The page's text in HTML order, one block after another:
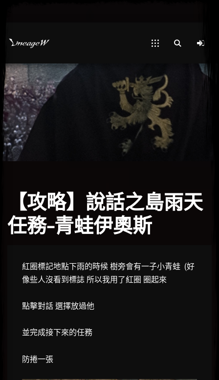
【攻略】說話之島雨天
任務-青蛙伊奧斯
紅圈標記地點下雨的時候 樹旁會有一子小青蛙 (好
像些人沒看到標誌 所以我用了紅圈 圈起來
點擊對話 選擇放過他
並完成接下來的任務
防捲一張